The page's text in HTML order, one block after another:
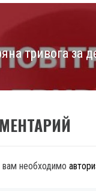
тривога за
необходимо